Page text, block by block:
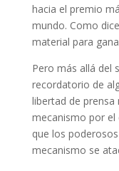
hacia el premio
mundo. Como
material para
Pero más allá del
recordatorio de
libertad de prensa
mecanismo por el
que los
mecanismo se